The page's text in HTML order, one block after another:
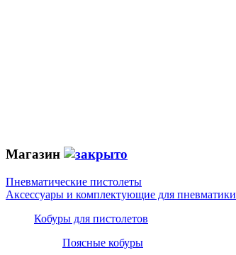
Магазин
Пневматические пистолеты
Аксессуары и комплектующие для пневматики
Кобуры для пистолетов
Поясные кобуры